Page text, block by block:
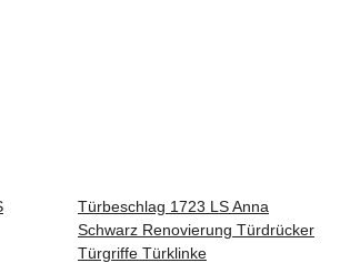
Türbeschlag 1723 LS Anna
Schwarz Renovierung Türdrücker
Türgriffe Türklinke